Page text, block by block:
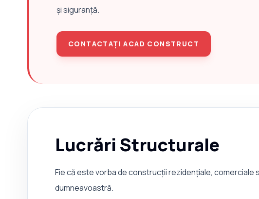
și siguranță.
CONTACTAȚI ACAD CONSTRUCT
Lucrări Structurale
Fie că este vorba de construcții rezidențiale,
dumneavoastră.